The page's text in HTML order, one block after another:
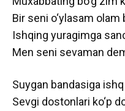
Bir seni o‘ylasam olam
Ishqing yuragimga
Men seni sevaman
Suygan bandasiga
Sevgi dostonlari ko‘p